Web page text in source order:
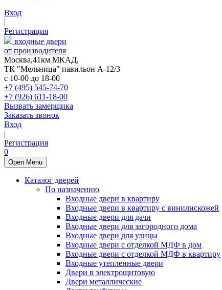
Вход
|
Регистрация
входные двери
от производителя
Москва,41км МКАД,
ТК "Мельница" павильон А-12/3
с 10-00 до 18-00
+7 (495) 545-74-70
+7 (926) 611-18-00
Вызвать замерщика
Заказать звонок
Вход
|
Регистрация
0
Open Menu
Каталог дверей
По назначению
Входные двери в квартиру
Входные двери в квартиру с винилискожей
Входные двери для дачи
Входные двери для загородного дома
Входные двери для улицы
Входные двери с отделкой МДФ в дом
Входные двери с отделкой МДФ в квартиру
Входные утепленные двери
Двери в электрощитовую
Двери металлические